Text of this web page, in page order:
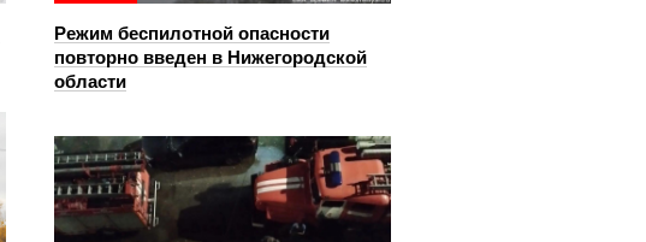
Режим беспилотной опасности
повторно введен в Нижегородской
области